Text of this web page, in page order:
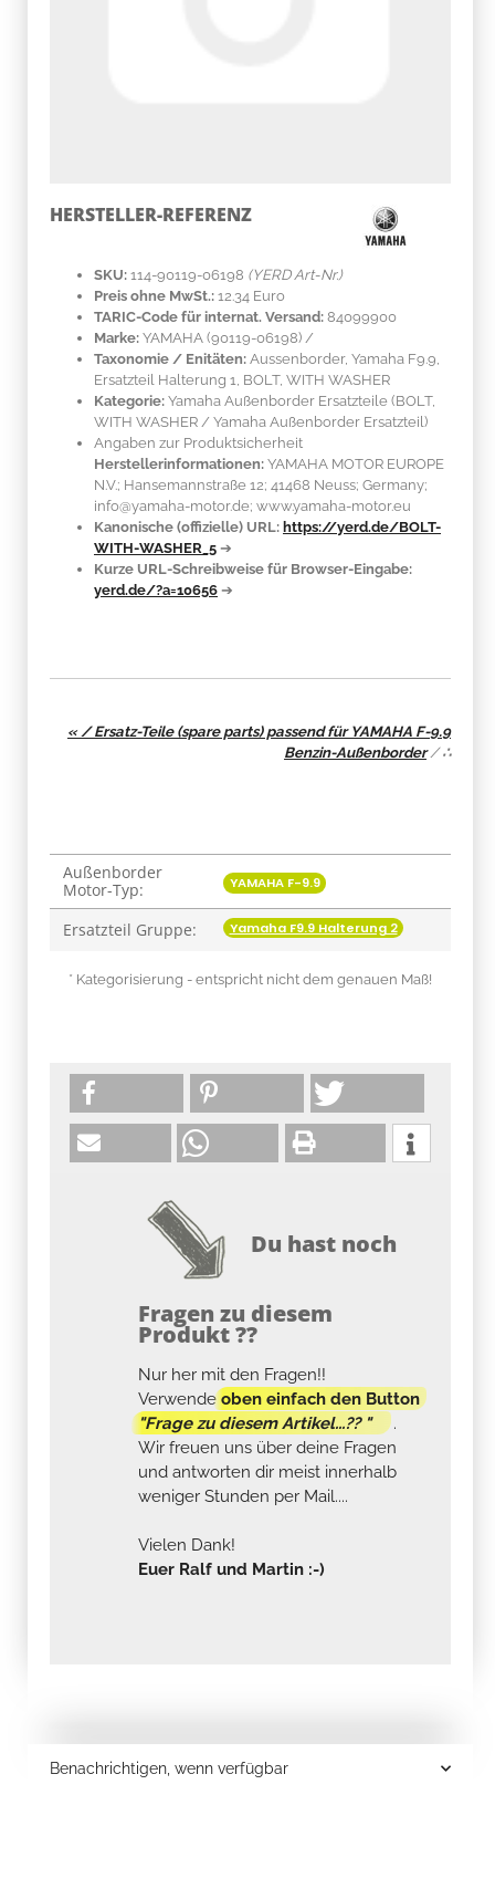
HERSTELLER-REFERENZ
SKU: 114-90119-06198 (YERD Art-Nr.)
Preis ohne MwSt.: 12.34 Euro
TARIC-Code für internat. Versand: 84099900
Marke: YAMAHA (90119-06198) /
Taxonomie / Enitäten: Aussenborder, Yamaha F9.9,
Ersatzteil Halterung 1, BOLT, WITH WASHER
Kategorie: Yamaha Außenborder Ersatzteile (BOLT,
WITH WASHER / Yamaha Außenborder Ersatzteil)
Angaben zur Produktsicherheit
Herstellerinformationen: YAMAHA MOTOR EUROPE
N.V.; Hansemannstraße 12; 41468 Neuss; Germany;
info@yamaha-motor.de; www.yamaha-motor.eu
Kanonische (offizielle) URL: https://yerd.de/BOLT-
WITH-WASHER_5 ➔
Kurze URL-Schreibweise für Browser-Eingabe:
yerd.de/?a=10656 ➔
« / Ersatz-Teile (spare parts) passend für YAMAHA F-9.9
Benzin-Außenborder/∴
Produkteigenschaft
Wert
Außenborder
Motor-Typ:
YAMAHA F-9.9
Ersatzteil Gruppe: Yamaha F9.9 Halterung 2
* Kategorisierung - entspricht nicht dem genauen Maß!
Du hast noch
Fragen zu diesem
Produkt ??
Nur her mit den Fragen!!
Verwendeoben einfach den Button
"Frage zu diesem Artikel...?? "
.
Wir freuen uns über deine Fragen
und antworten dir meist innerhalb
weniger Stunden per Mail....
Vielen Dank!
Euer Ralf und Martin :-)
Benachrichtigen, wenn verfügbar